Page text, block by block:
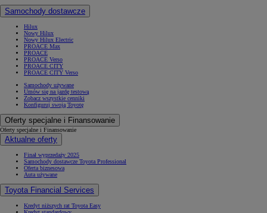
Samochody dostawcze
Hilux
Nowy Hilux
Nowy Hilux Electric
PROACE Max
PROACE
PROACE Verso
PROACE CITY
PROACE CITY Verso
Samochody używane
Umów się na jazdę testową
Zobacz wszystkie cenniki
Konfiguruj swoją Toyotę
Oferty specjalne i Finansowanie
Oferty specjalne i Finansowanie
Aktualne oferty
Finał wyprzedaży 2025
Samochody dostawcze Toyota Professional
Oferta biznesowa
Auta używane
Toyota Financial Services
Kredyt niższych rat Toyota Easy